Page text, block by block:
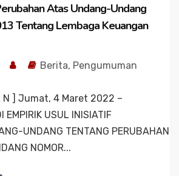
Atas Undang-Undang
Tentang Lembaga Keuangan
Berita, Pengumuman
N ] Jumat, 4 Maret 2022 –
USUL INISIATIF
UNDANG TENTANG PERUBAHAN
NOMOR...